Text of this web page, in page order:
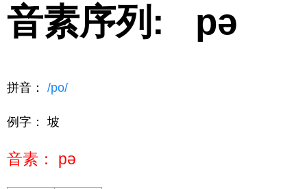
音素序列: pə
拼音： /po/
例字： 坡
音素： pə